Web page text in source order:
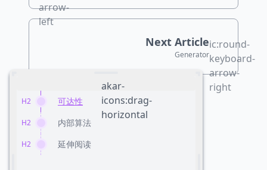
arrow-
left
Next Article
Generator
ic:round-
keyboard-
arrow-
right
akar-
icons:drag-
horizontal
H2 可达性
H2 内部算法
H2 延伸阅读